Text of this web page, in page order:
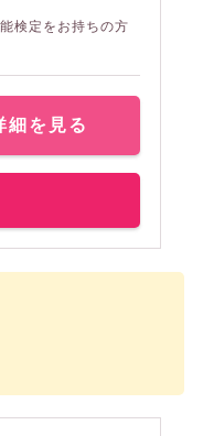
検定をお持ちの方
細を見る